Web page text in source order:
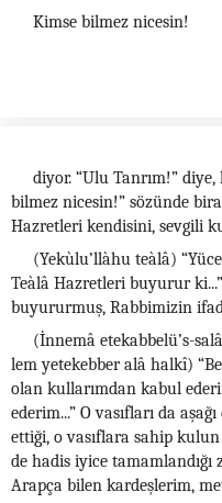
Kimse bilmez nicesin!
diyor. “Ulu Tanrım!” diye,
bilmez nicesin!” sözünde
Hazretleri kendisini, sevgili
(Yekùlu’llàhu teàlâ)
Teàlâ Hazretleri buyurur
buyururmuş, Rabbimizin
(İnnemâ etekabbelü’s-
lem yetekebber alâ halkî)
olan kullarımdan kabul
ederim...” O vasıfları da
ettiği, o vasıflara sahip
de hadis iyice tamamlandığı
Arapça bilen kardeşlerim,